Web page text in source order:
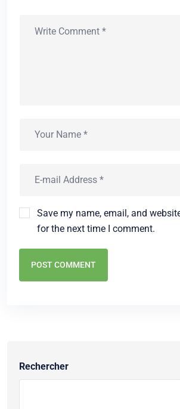
Save my name, email, and
for the next time I comment.
POST COMMENT
Rechercher